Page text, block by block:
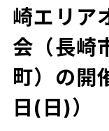
崎エリア
会（長崎
町）の開
日(日)）